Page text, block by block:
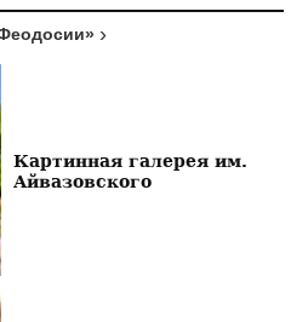
Картинная галерея им.
Айвазовского